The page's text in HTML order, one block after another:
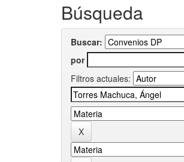
Búsqueda
Buscar:
por
Filtros actuales: